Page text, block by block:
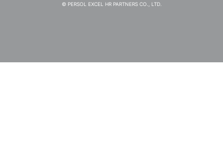
© PERSOL EXCEL HR PARTNERS CO., LTD.